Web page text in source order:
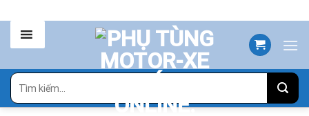
to
content
Tìm
kiếm: